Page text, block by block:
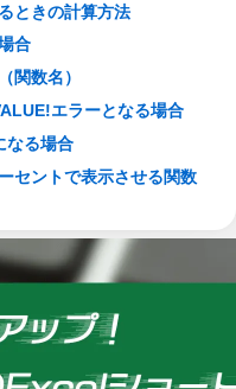
ときの計算方法
合
関数名）
エラーとなる場合
なる場合
セントで表示させる関数